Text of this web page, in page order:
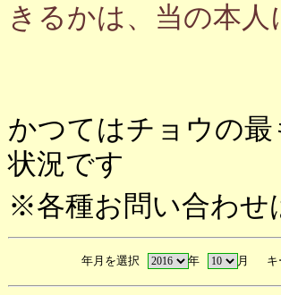
きるかは、当の本
かつてはチョウの
状況です
※各種お問い合わせ
年月を選択 年 月 キ